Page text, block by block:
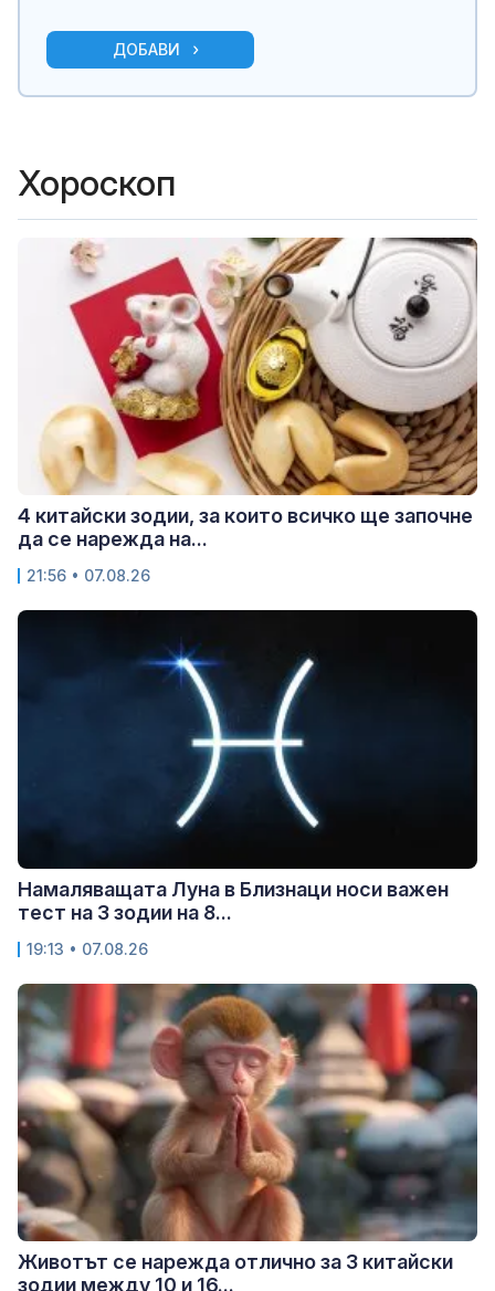
ДОБАВИ
Хороскоп
4 китайски зодии, за които всичко ще започне
да се нарежда на...
21:56 • 07.08.26
Намаляващата Луна в Близнаци носи важен
тест на 3 зодии на 8...
19:13 • 07.08.26
Животът се нарежда отлично за 3 китайски
зодии между 10 и 16...